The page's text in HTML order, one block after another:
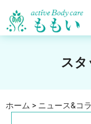
スタ
ホーム > ニュース&コ